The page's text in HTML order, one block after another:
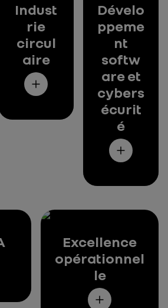
Indust
rie
circul
aire
Dévelo
ppeme
nt
softw
are et
cybers
écurit
é
Excellence
opérationnel
le